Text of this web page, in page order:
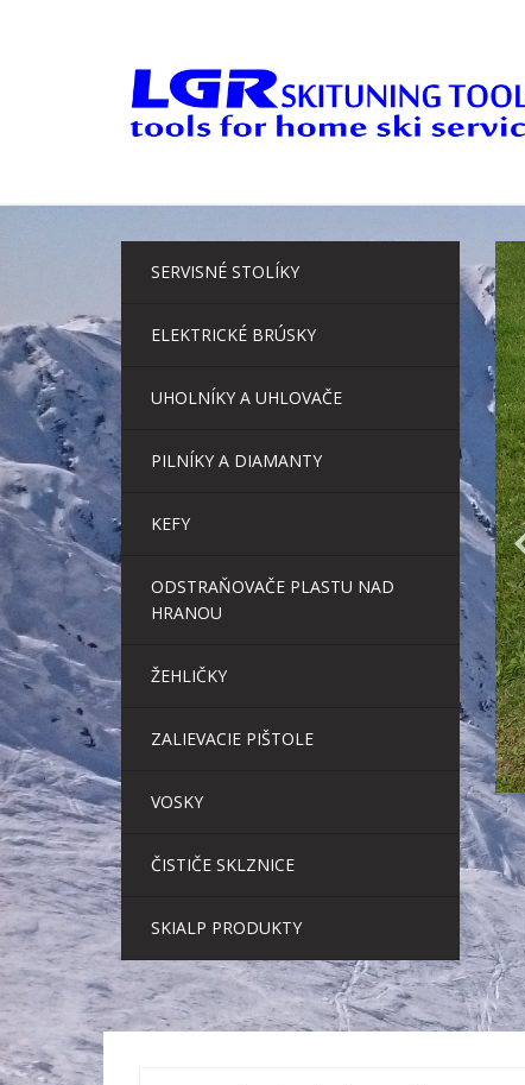
SERVISNÉ STOLÍKY
ELEKTRICKÉ BRÚSKY
UHOLNÍKY A UHLOVAČE
PILNÍKY A DIAMANTY
KEFY
ODSTRAŇOVAČE PLASTU NAD
HRANOU
ŽEHLIČKY
ZALIEVACIE PIŠTOLE
VOSKY
ČISTIČE SKLZNICE
SKIALP PRODUKTY